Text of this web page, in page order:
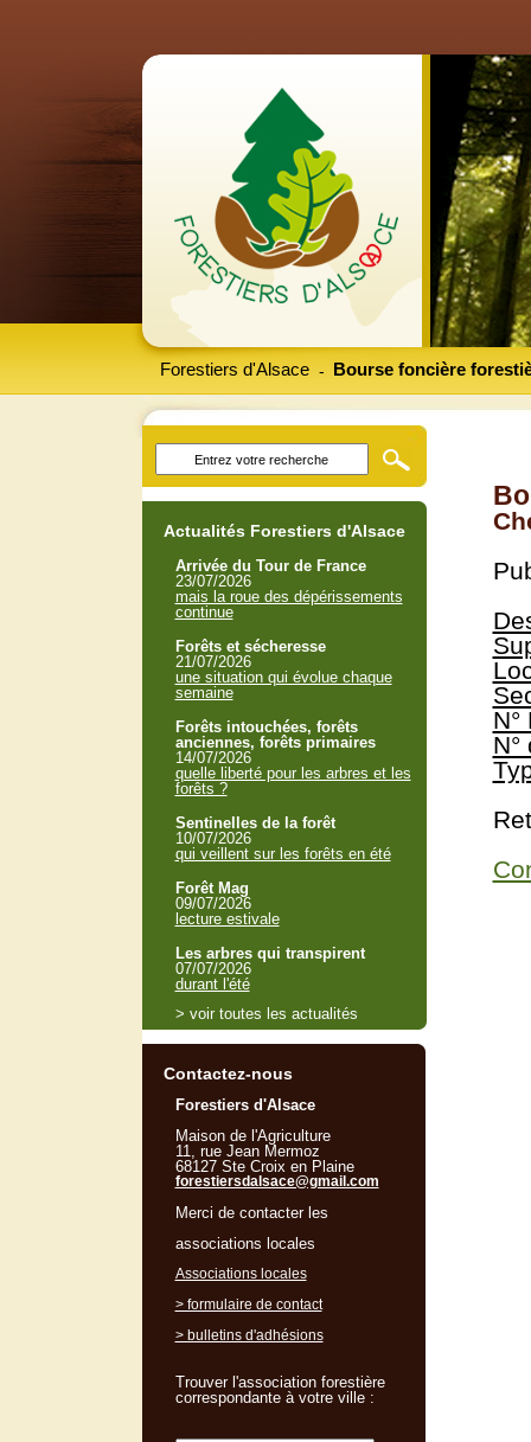
Forestiers d'Alsace Bourse foncière
-
N°
N°
Actualités Forestiers d'Alsace
Arrivée du Tour de France
23/07/2026
mais la roue des dépérissements
continue
Forêts et sécheresse
21/07/2026
une situation qui évolue chaque
semaine
Forêts intouchées, forêts
anciennes, forêts primaires
14/07/2026
quelle liberté pour les arbres et les
forêts ?
Sentinelles de la forêt
10/07/2026
qui veillent sur les forêts en été
Forêt Mag
09/07/2026
lecture estivale
Les arbres qui transpirent
07/07/2026
durant l'été
> voir toutes les actualités
Contactez-nous
Forestiers d'Alsace
Maison de l'Agriculture
11, rue Jean Mermoz
68127 Ste Croix en Plaine
forestiersdalsace@gmail.com
Merci de contacter les
associations locales
Associations locales
> formulaire de contact
> bulletins d'adhésions
Trouver l'association forestière
correspondante à votre ville :